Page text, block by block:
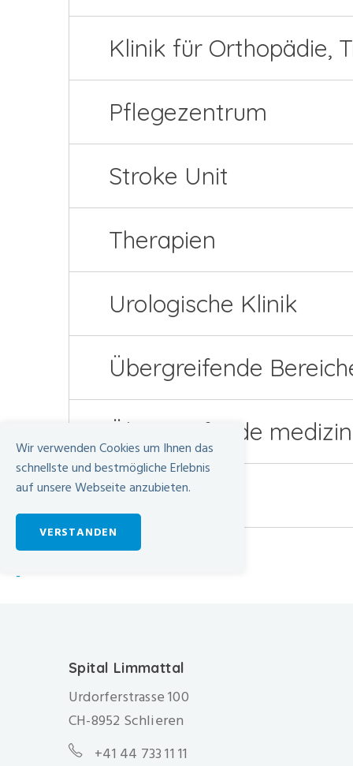
Klinik für Orthopädie,
Pflegezentrum
Stroke Unit
Therapien
Urologische Klinik
Übergreifende
Übergreifende
Zentren
Spital Limmattal
Urdorferstrasse 100
CH-8952 Schlieren
+41 44 733 11 11
Wir verwenden Cookies um Ihnen das
schnellste und bestmögliche Erlebnis
auf unsere Webseite anzubieten.
VERSTANDEN
-